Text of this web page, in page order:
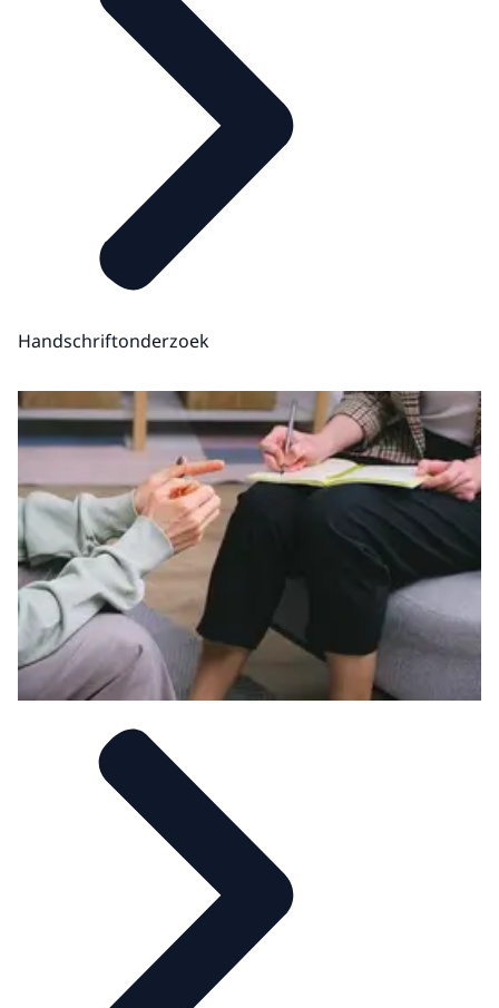
Handschriftonderzoek